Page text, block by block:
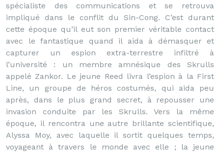
spécialiste des communications et se retrouva
impliqué dans le conflit du Sin-Cong. C’est durant
cette époque qu’il eut son premier véritable contact
avec le fantastique quand il aida à démasquer et
capturer un espion extra-terrestre infiltré à
l’université : un membre amnésique des Skrulls
appelé Zankor. Le jeune Reed livra l’espion à la First
Line, un groupe de héros costumés, qui aida peu
après, dans le plus grand secret, à repousser une
invasion conduite par les Skrulls. Vers la même
époque, il rencontra une autre brillante scientifique,
Alyssa Moy, avec laquelle il sortit quelques temps,
voyageant à travers le monde avec elle ; la jeune